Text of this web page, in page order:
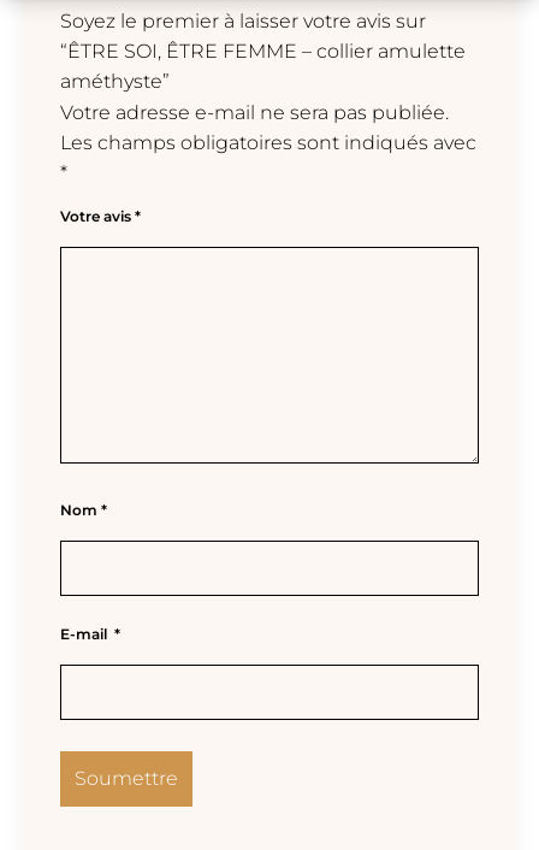
Soyez le premier à laisser votre avis sur
“ÊTRE SOI, ÊTRE FEMME – collier amulette
améthyste”
Votre adresse e-mail ne sera pas publiée.
Les champs obligatoires sont indiqués avec
*
Votre avis *
Nom *
E-mail *